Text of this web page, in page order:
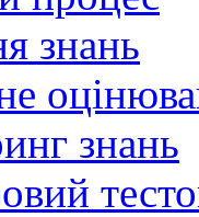
знань
знань